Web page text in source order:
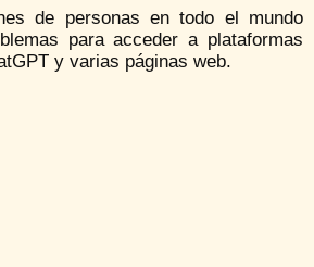
de personas en todo el mundo
para acceder a plataformas
y varias páginas web.